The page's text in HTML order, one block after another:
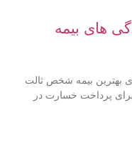
های بیمه
بهترین بیمه شخص ثالت
پرداخت خسارت در